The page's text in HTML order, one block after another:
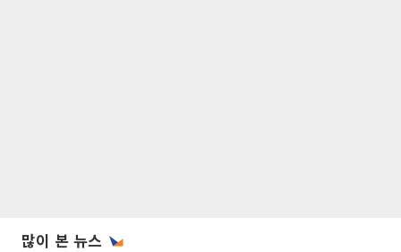
많이 본 뉴스